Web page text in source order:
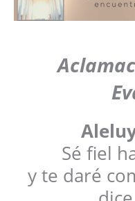
Sé fiel
y te daré